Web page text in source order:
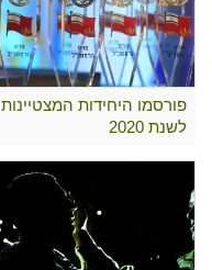
פורסמו היחידות המצטיינות
לשנת 2020